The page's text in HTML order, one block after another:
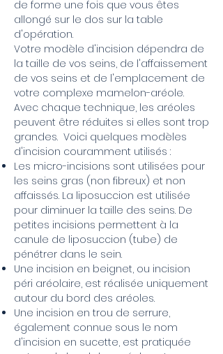
de forme une fois que vous êtes
allongé sur le dos sur la table
d'opération.
Votre modèle d'incision dépendra de
la taille de vos seins, de l'affaissement
de vos seins et de l'emplacement de
votre complexe mamelon-aréole.
Avec chaque technique, les aréoles
peuvent être réduites si elles sont trop
grandes. Voici quelques modèles
d'incision couramment utilisés :
Les micro-incisions sont utilisées pour
les seins gras (non fibreux) et non
affaissés. La liposuccion est utilisée
pour diminuer la taille des seins. De
petites incisions permettent à la
canule de liposuccion (tube) de
pénétrer dans le sein.
Une incision en beignet, ou incision
péri aréolaire, est réalisée uniquement
autour du bord des aréoles.
Une incision en trou de serrure,
également connue sous le nom
d'incision en sucette, est pratiquée